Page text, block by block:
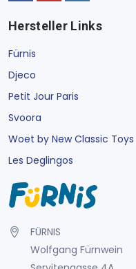
Hersteller Links
Fürnis
Djeco
Petit Jour Paris
Svoora
Woet by New Classic Toys
Les Deglingos
FÜRNIS
Wolfgang Fürnwein